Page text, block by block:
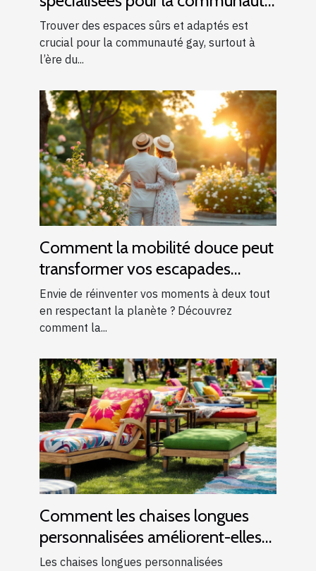
gay
Trouver des espaces sûrs et adaptés est
crucial pour la communauté gay, surtout à
l’ère du...
Comment la mobilité douce peut
transformer vos escapades
romantiques ?
Envie de réinventer vos moments à deux tout
en respectant la planète ? Découvrez
comment la...
Comment les chaises longues
personnalisées améliorent-elles
les événements ?
Les chaises longues personnalisées